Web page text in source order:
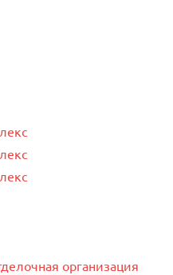
организация